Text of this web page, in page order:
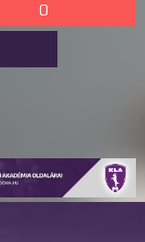
0